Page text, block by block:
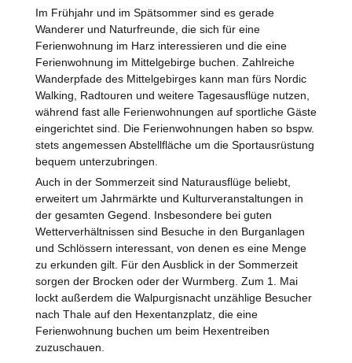
Im Frühjahr und im Spätsommer sind es gerade
Wanderer und Naturfreunde, die sich für eine
Ferienwohnung im Harz interessieren und die eine
Ferienwohnung im Mittelgebirge buchen. Zahlreiche
Wanderpfade des Mittelgebirges kann man fürs Nordic
Walking, Radtouren und weitere Tagesausflüge nutzen,
während fast alle Ferienwohnungen auf sportliche Gäste
eingerichtet sind. Die Ferienwohnungen haben so bspw.
stets angemessen Abstellfläche um die Sportausrüstung
bequem unterzubringen.
Auch in der Sommerzeit sind Naturausflüge beliebt,
erweitert um Jahrmärkte und Kulturveranstaltungen in
der gesamten Gegend. Insbesondere bei guten
Wetterverhältnissen sind Besuche in den Burganlagen
und Schlössern interessant, von denen es eine Menge
zu erkunden gilt. Für den Ausblick in der Sommerzeit
sorgen der Brocken oder der Wurmberg. Zum 1. Mai
lockt außerdem die Walpurgisnacht unzählige Besucher
nach Thale auf den Hexentanzplatz, die eine
Ferienwohnung buchen um beim Hexentreiben
zuzuschauen.